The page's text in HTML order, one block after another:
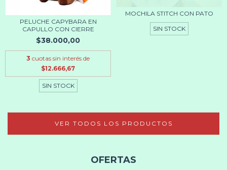
PELUCHE CAPYBARA EN
CAPULLO CON CIERRE
$38.000,00
3 cuotas sin interés de
$12.666,67
SIN STOCK
MOCHILA STITCH CON PATO
SIN STOCK
VER TODOS LOS PRODUCTOS
OFERTAS